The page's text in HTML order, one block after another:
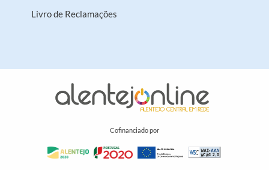
Livro de Reclamações
Cofinanciado por